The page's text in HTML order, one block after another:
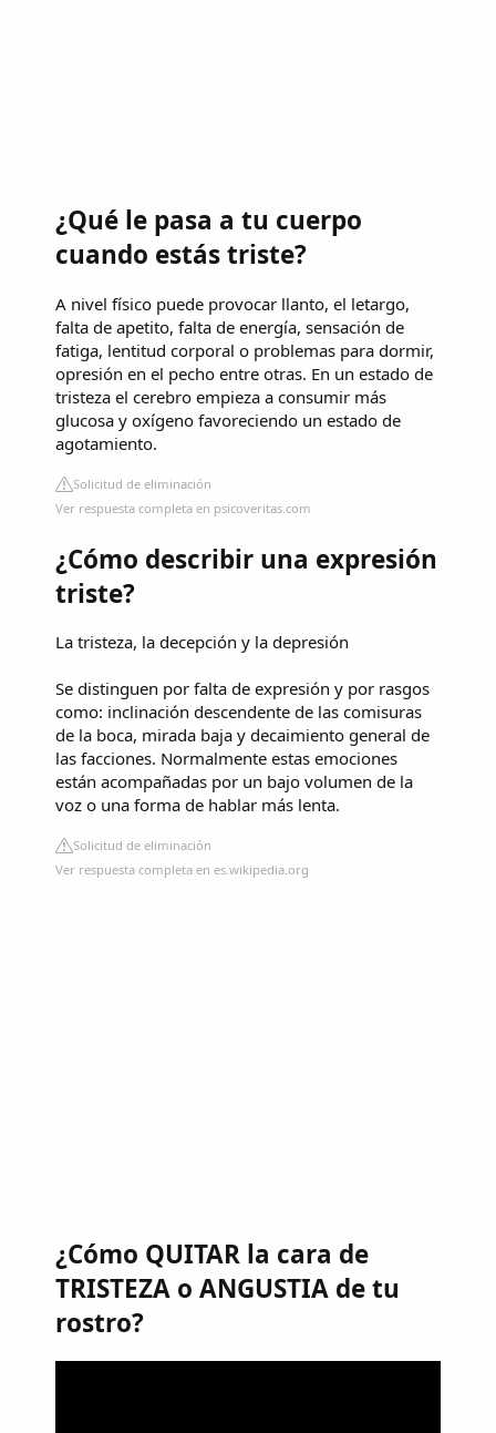
¿Qué le pasa a tu cuerpo
cuando estás triste?
A nivel físico puede provocar llanto, el letargo,
falta de apetito, falta de energía, sensación de
fatiga, lentitud corporal o problemas para dormir,
opresión en el pecho entre otras. En un estado de
tristeza el cerebro empieza a consumir más
glucosa y oxígeno favoreciendo un estado de
agotamiento.
Solicitud de eliminación
Ver respuesta completa en psicoveritas.com
¿Cómo describir una expresión
triste?
La tristeza, la decepción y la depresión
Se distinguen por falta de expresión y por rasgos
como: inclinación descendente de las comisuras
de la boca, mirada baja y decaimiento general de
las facciones. Normalmente estas emociones
están acompañadas por un bajo volumen de la
voz o una forma de hablar más lenta.
Solicitud de eliminación
Ver respuesta completa en es.wikipedia.org
¿Cómo QUITAR la cara de
TRISTEZA o ANGUSTIA de tu
rostro?